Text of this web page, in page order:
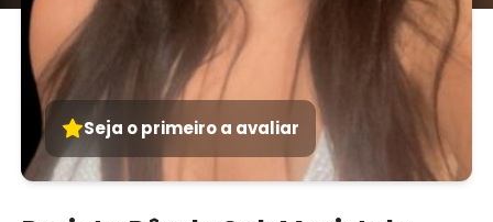
Seja o primeiro a avaliar